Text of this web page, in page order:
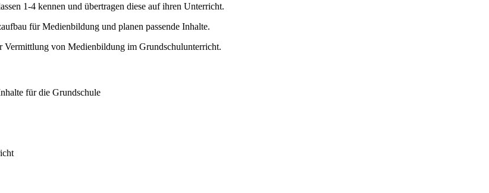
1-4 kennen und übertragen diese auf ihren Unterricht.
für Medienbildung und planen passende Inhalte.
von Medienbildung im Grundschulunterricht.
für die Grundschule